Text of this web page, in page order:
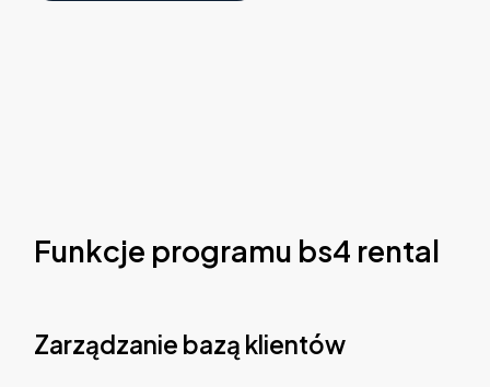
Funkcje programu bs4 rental
Zarządzanie bazą klientów